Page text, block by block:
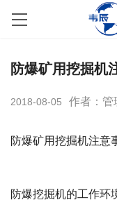
防爆矿用挖掘机
2018-08-05 作者：管
防爆矿用挖掘机注意
防爆挖掘机的工作环